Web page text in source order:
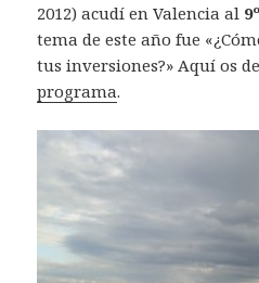
2012) acudí en Valencia al
tema de este año fue
tus inversiones?» Aquí os
programa.